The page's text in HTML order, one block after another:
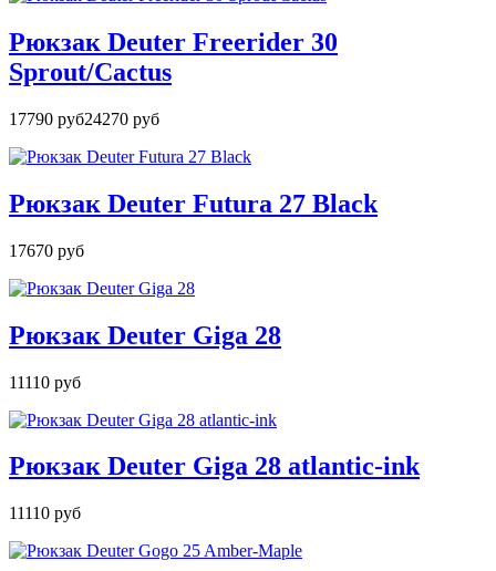
Рюкзак Deuter Freerider 30
Sprout/Cactus
17790 руб24270 руб
Рюкзак Deuter Futura 27 Black
17670 руб
Рюкзак Deuter Giga 28
11110 руб
Рюкзак Deuter Giga 28 atlantic-ink
11110 руб